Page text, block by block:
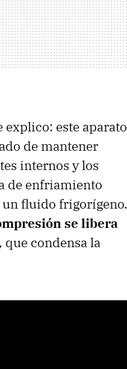
explico: este aparato
de mantener
internos y los
de enfriamiento
fluido frigorígeno.
se libera
, que condensa la